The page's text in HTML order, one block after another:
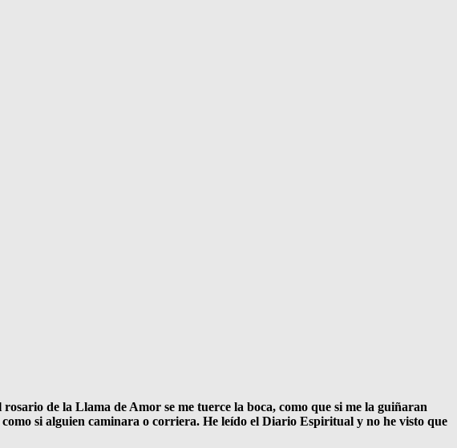
de la Llama de Amor se me tuerce la boca, como que si me la guiñaran
si alguien caminara o corriera. He leído el Diario Espiritual y no he visto que